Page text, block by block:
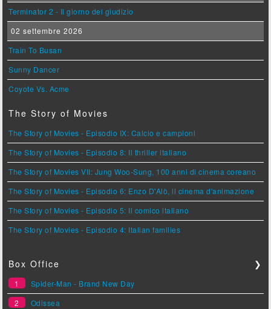
Terminator 2 - Il giorno del giudizio
02 settembre 2026
Train To Busan
Sunny Dancer
Coyote Vs. Acme
The Story of Movies
The Story of Movies - Episodio IX: Calcio e campioni
The Story of Movies - Episodio 8: Il thriller italiano
The Story of Movies VII: Jung Woo-Sung, 100 anni di cinema coreano
The Story of Movies - Episodio 6: Enzo D'Alò, il cinema d'animazione
The Story of Movies - Episodio 5: Il comico italiano
The Story of Movies - Episodio 4: Italian families
Box Office ❯
1
Spider-Man - Brand New Day
2
Odissea